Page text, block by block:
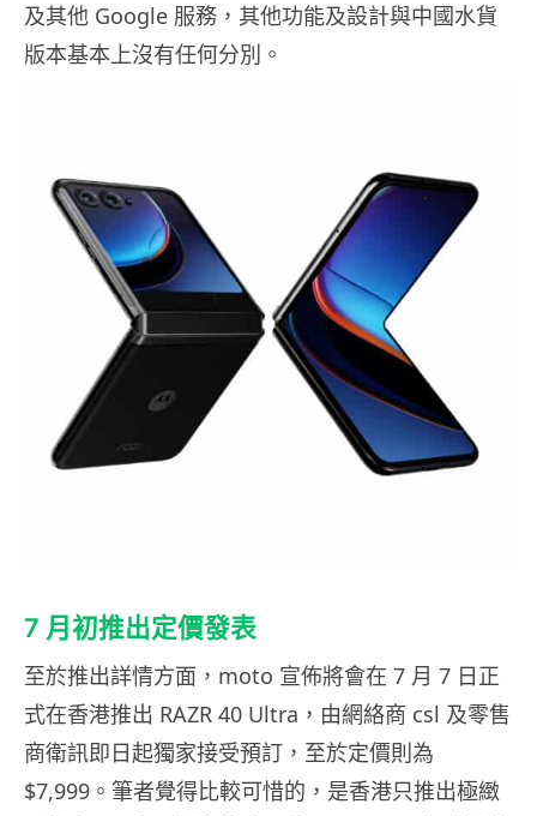
及其他 Google 服務，其他功能及設計與中國水貨
版本基本上沒有任何分別。
7 月初推出定價發表
至於推出詳情方面，moto 宣佈將會在 7 月 7 日正
式在香港推出 RAZR 40 Ultra，由網絡商 csl 及零售
商衛訊即日起獨家接受預訂，至於定價則為
$7,999。筆者覺得比較可惜的，是香港只推出極緻